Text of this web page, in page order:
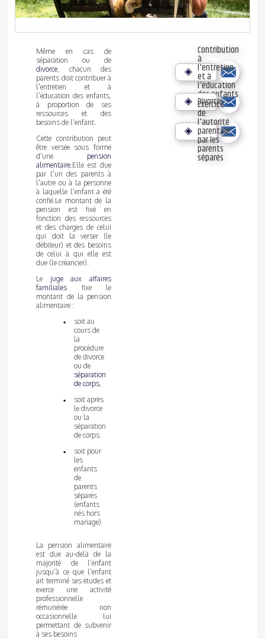
Même en cas de
séparation ou de
divorce , chacun des
parents doit contribuer à
l'entretien et à
l'éducation des enfants,
à proportion de ses
ressources et des
besoins de l'enfant.
Cette contribution peut
être versée sous forme
d'une pension
alimentaire .Elle est due
par l'un des parents à
l'autre ou à la personne
à laquelle l'enfant a été
confié.Le montant de la
pension est fixé en
fonction des ressources
et des charges de celui
qui doit la verser (le
débiteur) et des besoins
de celui à qui elle est
due (le créancier).
Le juge aux affaires
familiales fixe le
montant de la pension
alimentaire :
soit au
cours de
la
procédure
de divorce
ou de
séparation
de corps
soit après
le divorce
ou la
séparation
de corps.
soit pour
les
enfants
de
parents
séparés
(enfants
nés hors
mariage)
La pension alimentaire
est due au-delà de la
majorité de l’enfant
jusqu’à ce que l’enfant
ait terminé ses études et
exerce une activité
professionnelle
rémunérée non
occasionnelle lui
permettant de subvenir
à ses besoins
Contribution
à
l'entretien
et à
l'éducation
des enfants
Divorce
Exercice
de
l'autorité
parentale
par les
parents
séparés